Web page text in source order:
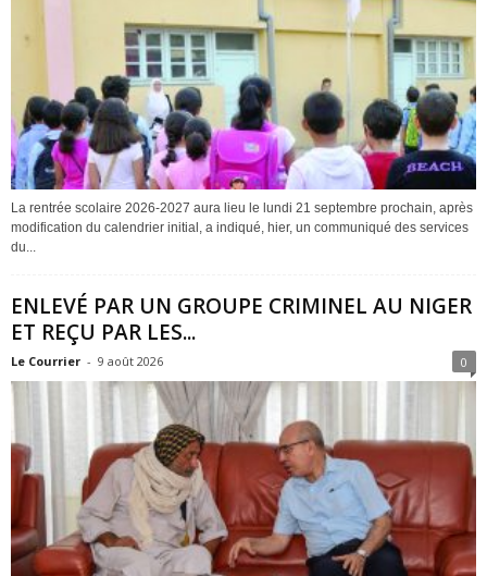
La rentrée scolaire 2026-2027 aura lieu le lundi 21 septembre prochain, après
modification du calendrier initial, a indiqué, hier, un communiqué des services
du...
ENLEVÉ PAR UN GROUPE CRIMINEL AU NIGER
ET REÇU PAR LES...
Le Courrier - 9 août 2026 0